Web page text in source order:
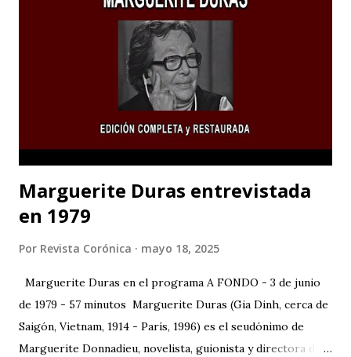
Marguerite Duras entrevistada
en 1979
Por Revista Corónica mayo 18, 2025
Marguerite Duras en el programa A FONDO - 3 de junio
de 1979 - 57 minutos Marguerite Duras (Gia Dinh, cerca de
Saigón, Vietnam, 1914 - París, 1996) es el seudónimo de
Marguerite Donnadieu, novelista, guionista y directora de